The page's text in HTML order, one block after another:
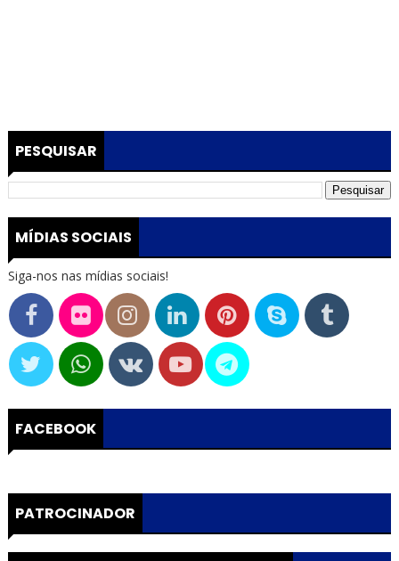
PESQUISAR
MÍDIAS SOCIAIS
Siga-nos nas mídias sociais!
FACEBOOK
PATROCINADOR